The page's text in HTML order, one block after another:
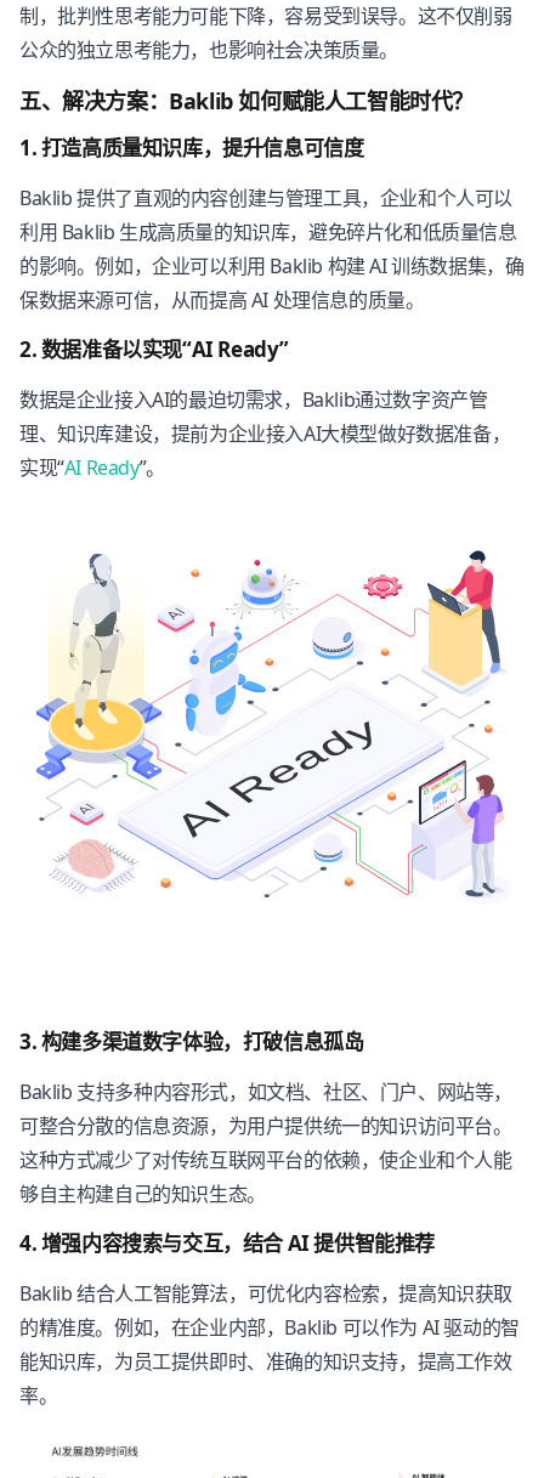
制，批判性思考能力可能下降，容易受到误导。这不仅削弱
公众的独立思考能力，也影响社会决策质量。
五、解决方案：Baklib 如何赋能人工智能时代？
1. 打造高质量知识库，提升信息可信度
Baklib 提供了直观的内容创建与管理工具，企业和个人可以
利用 Baklib 生成高质量的知识库，避免碎片化和低质量信息
的影响。例如，企业可以利用 Baklib 构建 AI 训练数据集，确
保数据来源可信，从而提高 AI 处理信息的质量。
2. 数据准备以实现“AI Ready”
数据是企业接入AI的最迫切需求，Baklib通过数字资产管
理、知识库建设，提前为企业接入AI大模型做好数据准备，
实现“AI Ready”。
3. 构建多渠道数字体验，打破信息孤岛
Baklib 支持多种内容形式，如文档、社区、门户、网站等，
可整合分散的信息资源，为用户提供统一的知识访问平台。
这种方式减少了对传统互联网平台的依赖，使企业和个人能
够自主构建自己的知识生态。
4. 增强内容搜索与交互，结合 AI 提供智能推荐
Baklib 结合人工智能算法，可优化内容检索，提高知识获取
的精准度。例如，在企业内部，Baklib 可以作为 AI 驱动的智
能知识库，为员工提供即时、准确的知识支持，提高工作效
率。